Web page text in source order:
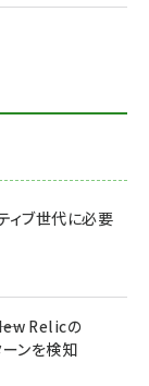
ィブ世代に必要
Relicの
ンを検知